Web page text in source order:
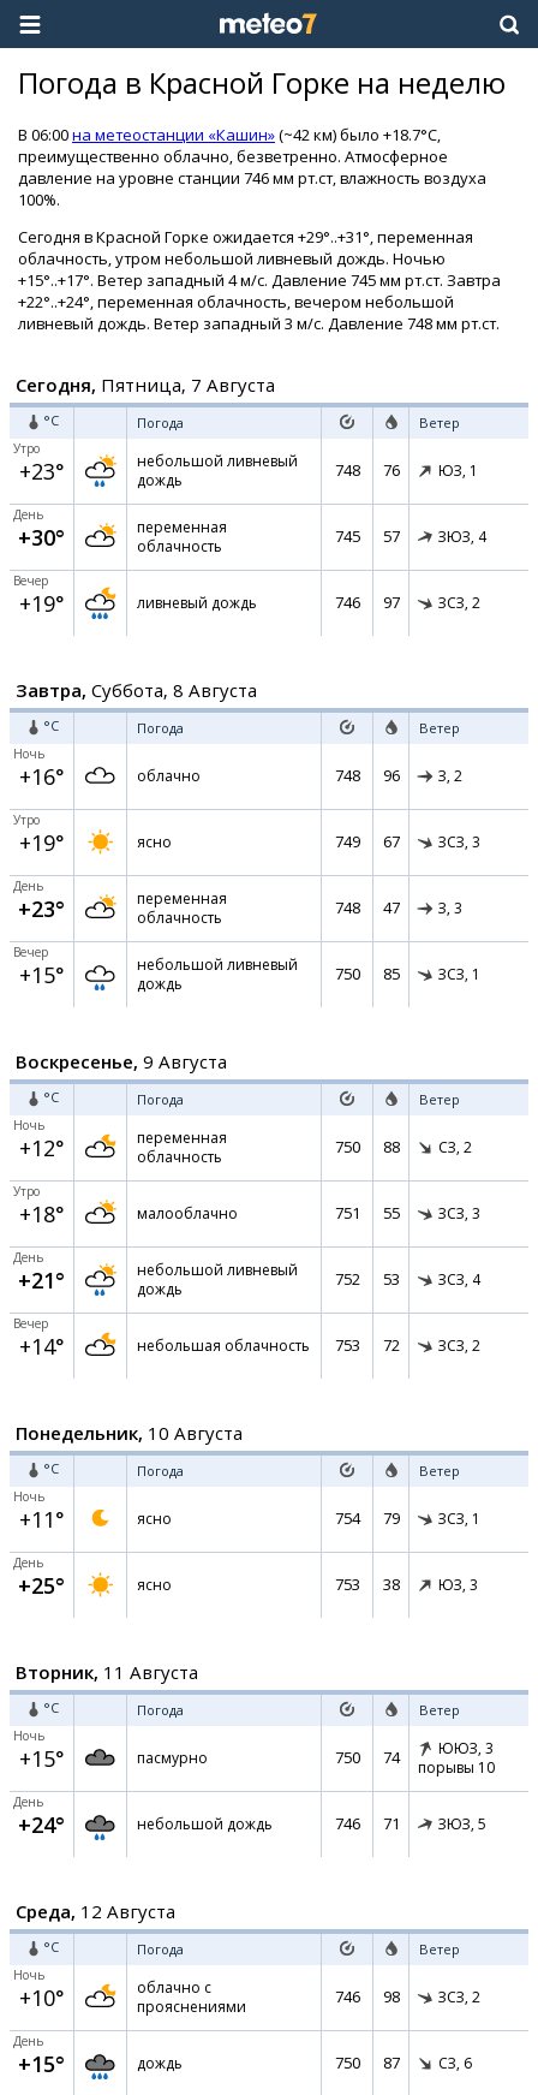
Погода в Красной Горке на неделю
В 06:00на метеостанции «Кашин»(~42 км) было +18.7°C,
преимущественно облачно, безветренно. Атмосферное
давление на уровне станции 746 мм рт.ст, влажность воздуха
100%.
Сегодня в Красной Горке ожидается +29°..+31°, переменная
облачность, утром небольшой ливневый дождь. Ночью
+15°..+17°. Ветер западный 4 м/с. Давление 745 мм рт.ст. Завтра
+22°..+24°, переменная облачность, вечером небольшой
ливневый дождь. Ветер западный 3 м/с. Давление 748 мм рт.ст.
Сегодня, Пятница, 7 Августа
°C Погода Ветер
Утро
+23°
небольшой ливневый
дождь
748 76 ЮЗ, 1
День
+30°
переменная
облачность
745 57 ЗЮЗ, 4
Вечер
+19° ливневый дождь 746 97 ЗСЗ, 2
Завтра, Суббота, 8 Августа
°C Погода Ветер
Ночь
+16° облачно 748 96 З, 2
Утро
+19° ясно 749 67 ЗСЗ, 3
День
+23°
переменная
облачность
748 47 З, 3
Вечер
+15°
небольшой ливневый
дождь
750 85 ЗСЗ, 1
Воскресенье, 9 Августа
°C Погода Ветер
Ночь
+12°
переменная
облачность
750 88 СЗ, 2
Утро
+18° малооблачно 751 55 ЗСЗ, 3
День
+21°
небольшой ливневый
дождь
752 53 ЗСЗ, 4
Вечер
+14° небольшая облачность 753 72 ЗСЗ, 2
Понедельник, 10 Августа
°C Погода Ветер
Ночь
+11° ясно 754 79 ЗСЗ, 1
День
+25° ясно 753 38 ЮЗ, 3
Вторник, 11 Августа
°C Погода Ветер
Ночь
+15° пасмурно 750 74 ЮЮЗ, 3
порывы 10
День
+24° небольшой дождь 746 71 ЗЮЗ, 5
Среда, 12 Августа
°C Погода Ветер
Ночь
+10°
облачно с
прояснениями
746 98 ЗСЗ, 2
День
+15° дождь 750 87 СЗ, 6